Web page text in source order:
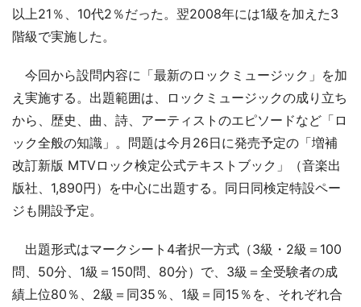
以上21％、10代2％だった。翌2008年には1級を加えた3
階級で実施した。
今回から設問内容に「最新のロックミュージック」を加
え実施する。出題範囲は、ロックミュージックの成り立ち
から、歴史、曲、詩、アーティストのエピソードなど「ロ
ック全般の知識」。問題は今月26日に発売予定の「増補
改訂新版 MTVロック検定公式テキストブック」（音楽出
版社、1,890円）を中心に出題する。同日同検定特設ペー
ジも開設予定。
出題形式はマークシート4者択一方式（3級・2級＝100
問、50分、1級＝150問、80分）で、3級＝全受験者の成
績上位80％、2級＝同35％、1級＝同15％を、それぞれ合